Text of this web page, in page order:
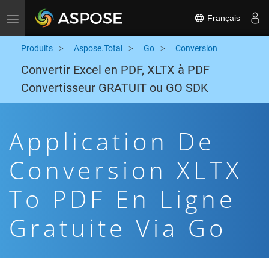
Toggle navigation Français
Produits Aspose.Total Go Conversion
Convertir Excel en PDF, XLTX à PDF
Convertisseur GRATUIT ou GO SDK
Application De
Conversion XLTX
To PDF En Ligne
Gratuite Via Go